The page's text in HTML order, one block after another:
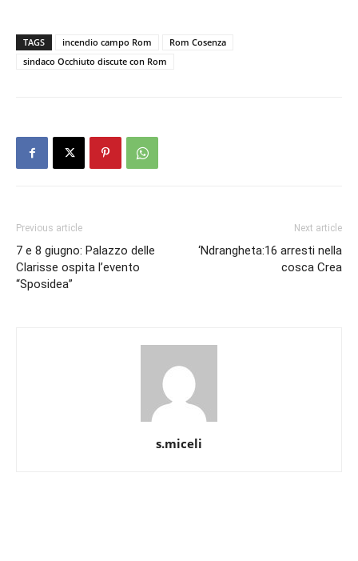
TAGS incendio campo Rom
Rom Cosenza
sindaco Occhiuto discute con Rom
Previous article
7 e 8 giugno: Palazzo delle
Clarisse ospita l’evento
“Sposidea”
Next article
‘Ndrangheta:16 arresti nella
cosca Crea
s.miceli